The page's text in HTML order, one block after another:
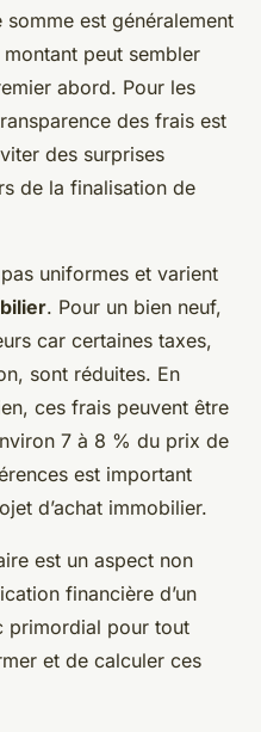
est généralement
montant peut sembler
abord. Pour les
des frais est
des surprises
de la finalisation de
uniformes et varient
. Pour un bien neuf,
car certaines taxes,
sont réduites. En
ces frais peuvent être
7 à 8 % du prix de
est important
d’achat immobilier.
est un aspect non
financière d’un
primordial pour tout
et de calculer ces